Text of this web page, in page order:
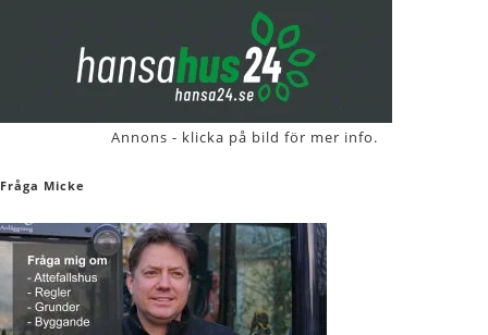
Annons - klicka på bild för mer info.
Fråga Micke